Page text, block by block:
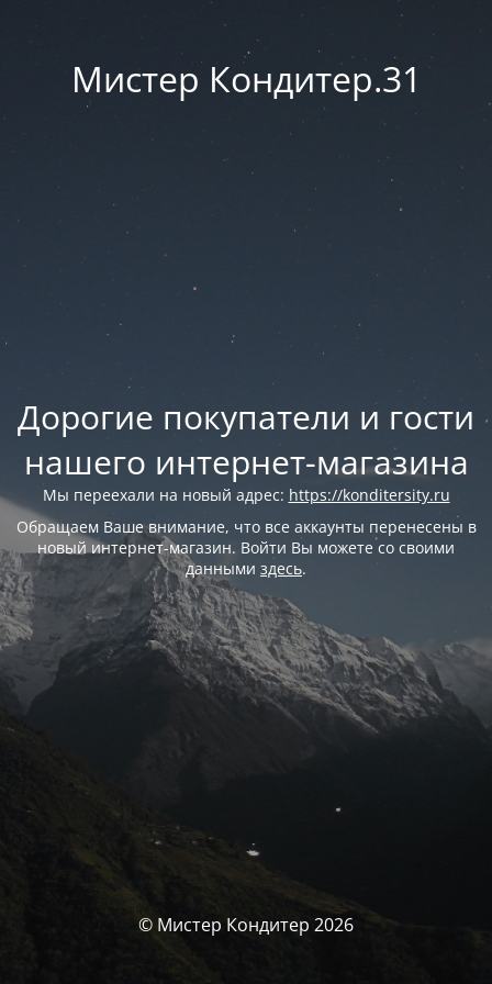
Мистер Кондитер.31
Дорогие покупатели и гости
нашего интернет-магазина
Мы переехали на новый адрес: https://konditersity.ru
Обращаем Ваше внимание, что все аккаунты перенесены в
новый интернет-магазин. Войти Вы можете со своими
данными здесь.
© Мистер Кондитер 2026